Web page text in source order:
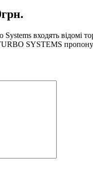
входять відомі
SYSTEMS